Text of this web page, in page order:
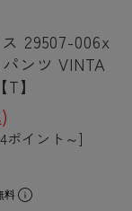
29507-006x
ンツ VINTA
】
ポイント～]
料